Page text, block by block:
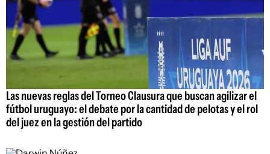
Las nuevas reglas del Torneo Clausura que buscan agilizar el
fútbol uruguayo: el debate por la cantidad de pelotas y el rol
del juez en la gestión del partido